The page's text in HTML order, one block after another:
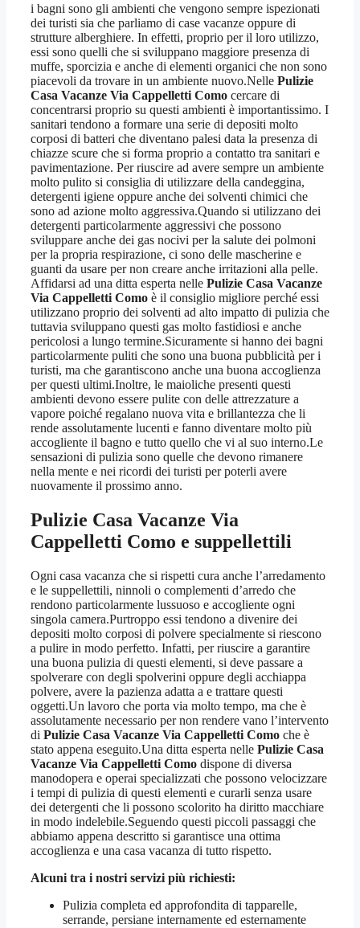
i bagni sono gli ambienti che vengono sempre ispezionati
dei turisti sia che parliamo di case vacanze oppure di
strutture alberghiere. In effetti, proprio per il loro utilizzo,
essi sono quelli che si sviluppano maggiore presenza di
muffe, sporcizia e anche di elementi organici che non sono
piacevoli da trovare in un ambiente nuovo.Nelle Pulizie
Casa Vacanze Via Cappelletti Como cercare di
concentrarsi proprio su questi ambienti è importantissimo. I
sanitari tendono a formare una serie di depositi molto
corposi di batteri che diventano palesi data la presenza di
chiazze scure che si forma proprio a contatto tra sanitari e
pavimentazione. Per riuscire ad avere sempre un ambiente
molto pulito si consiglia di utilizzare della candeggina,
detergenti igiene oppure anche dei solventi chimici che
sono ad azione molto aggressiva.Quando si utilizzano dei
detergenti particolarmente aggressivi che possono
sviluppare anche dei gas nocivi per la salute dei polmoni
per la propria respirazione, ci sono delle mascherine e
guanti da usare per non creare anche irritazioni alla pelle.
Affidarsi ad una ditta esperta nelle Pulizie Casa Vacanze
Via Cappelletti Como è il consiglio migliore perché essi
utilizzano proprio dei solventi ad alto impatto di pulizia che
tuttavia sviluppano questi gas molto fastidiosi e anche
pericolosi a lungo termine.Sicuramente si hanno dei bagni
particolarmente puliti che sono una buona pubblicità per i
turisti, ma che garantiscono anche una buona accoglienza
per questi ultimi.Inoltre, le maioliche presenti questi
ambienti devono essere pulite con delle attrezzature a
vapore poiché regalano nuova vita e brillantezza che li
rende assolutamente lucenti e fanno diventare molto più
accogliente il bagno e tutto quello che vi al suo interno.Le
sensazioni di pulizia sono quelle che devono rimanere
nella mente e nei ricordi dei turisti per poterli avere
nuovamente il prossimo anno.
Pulizie Casa Vacanze Via
Cappelletti Como e suppellettili
Ogni casa vacanza che si rispetti cura anche l’arredamento
e le suppellettili, ninnoli o complementi d’arredo che
rendono particolarmente lussuoso e accogliente ogni
singola camera.Purtroppo essi tendono a divenire dei
depositi molto corposi di polvere specialmente si riescono
a pulire in modo perfetto. Infatti, per riuscire a garantire
una buona pulizia di questi elementi, si deve passare a
spolverare con degli spolverini oppure degli acchiappa
polvere, avere la pazienza adatta a e trattare questi
oggetti.Un lavoro che porta via molto tempo, ma che è
assolutamente necessario per non rendere vano l’intervento
di Pulizie Casa Vacanze Via Cappelletti Como che è
stato appena eseguito.Una ditta esperta nelle Pulizie Casa
Vacanze Via Cappelletti Como dispone di diversa
manodopera e operai specializzati che possono velocizzare
i tempi di pulizia di questi elementi e curarli senza usare
dei detergenti che li possono scolorito ha diritto macchiare
in modo indelebile.Seguendo questi piccoli passaggi che
abbiamo appena descritto si garantisce una ottima
accoglienza e una casa vacanza di tutto rispetto.
Alcuni tra i nostri servizi più richiesti:
Pulizia completa ed approfondita di tapparelle,
serrande, persiane internamente ed esternamente